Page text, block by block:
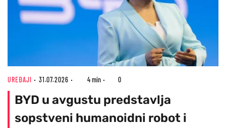
UREĐAJI 31.07.2026 4 min 0
BYD u avgustu predstavlja
sopstveni humanoidni robot i